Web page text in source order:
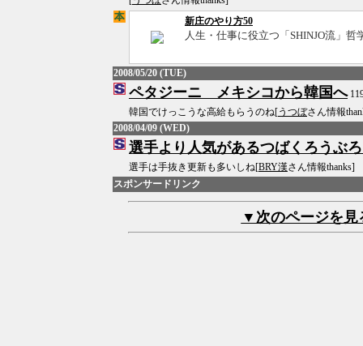
新庄のやり方50
人生・仕事に役立つ「SHINJO流」哲
2008/05/20 (TUE)
ペタジーニ メキシコから韓国へ
韓国でけっこうな高給もらうのね[うつぼさん情報
2008/04/09 (WED)
選手より人気があるつばくろうぶ
選手は手抜き更新も多いしね[BRY漢さん情報thanks]
スポンサードリンク
▼次のページを見